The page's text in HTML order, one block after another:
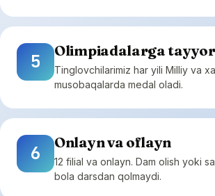
5
Olimpiadalarga
Tinglovchilarimiz har yili Milliy va
musobaqalarda medal oladi.
6
Onlayn va oflayn
12 filial va onlayn. Dam olish yoki
bola darsdan qolmaydi.